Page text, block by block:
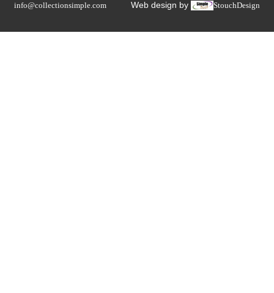
info@collectionsimple.com Web design by StouchDesign